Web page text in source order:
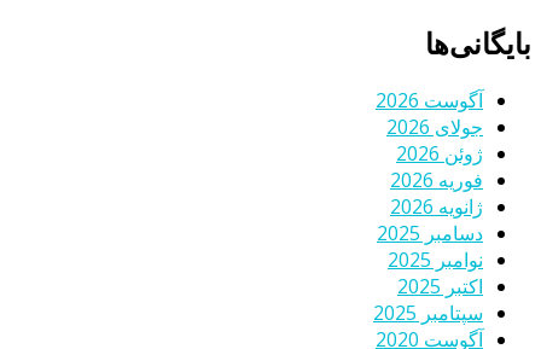
بایگانی‌ها
آگوست 2026
جولای 2026
ژوئن 2026
فوریه 2026
ژانویه 2026
دسامبر 2025
نوامبر 2025
اکتبر 2025
سپتامبر 2025
آگوست 2020